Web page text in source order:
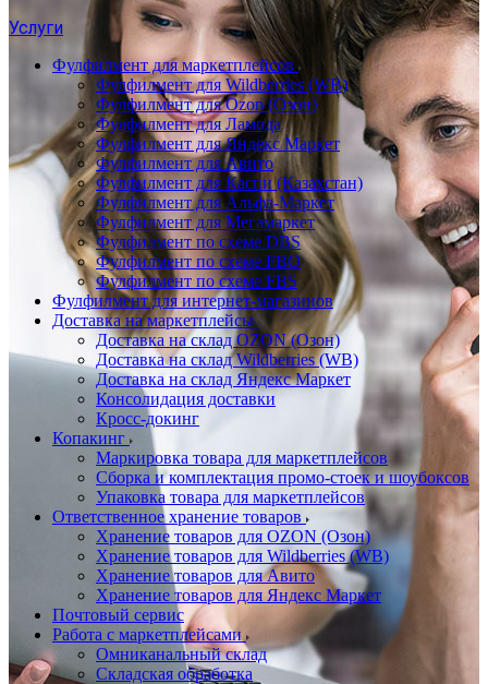
Услуги
Фулфилмент для маркетплейсов
Фулфилмент для Wildberries (WB)
Фулфилмент для Ozon (Озон)
Фулфилмент для Ламода
Фулфилмент для Яндекс Маркет
Фулфилмент для Авито
Фулфилмент для Каспи (Казахстан)
Фулфилмент для Альфа-Маркет
Фулфилмент для Мегамаркет
Фулфилмент по схеме DBS
Фулфилмент по схеме FBO
Фулфилмент по схеме FBS
Фулфилмент для интернет-магазинов
Доставка на маркетплейсы
Доставка на склад OZON (Озон)
Доставка на склад Wildberries (WB)
Доставка на склад Яндекс Маркет
Консолидация доставки
Кросс-докинг
Копакинг
Маркировка товара для маркетплейсов
Сборка и комплектация промо-стоек и шоубоксов
Упаковка товара для маркетплейсов
Ответственное хранение товаров
Хранение товаров для OZON (Озон)
Хранение товаров для Wildberries (WB)
Хранение товаров для Авито
Хранение товаров для Яндекс Маркет
Почтовый сервис
Работа с маркетплейсами
Омниканальный склад
Складская обработка